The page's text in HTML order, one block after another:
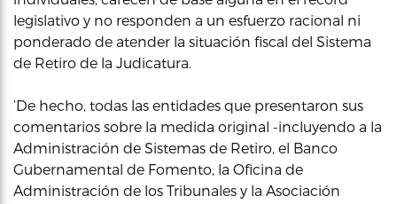
legislativo y no responden a un esfuerzo racional ni
ponderado de atender la situación fiscal del Sistema
de Retiro de la Judicatura.
‘De hecho, todas las entidades que presentaron sus
comentarios sobre la medida original -incluyendo a la
Administración de Sistemas de Retiro, el Banco
Gubernamental de Fomento, la Oficina de
Administración de los Tribunales y la Asociación